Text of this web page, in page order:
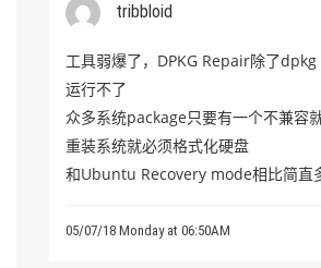
tribbloid
工具弱爆了，DPKG Repair除了
运行不了
众多系统package只要有一个不兼容
重装系统就必须格式化硬盘
和Ubuntu Recovery mode相比简直
05/07/18 Monday at 06:50AM